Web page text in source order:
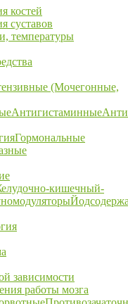
костей
суставов
температуры
(Мочегонные,
Антигистаминные
Гормональные
кишечный-
зависимости
работы мозга